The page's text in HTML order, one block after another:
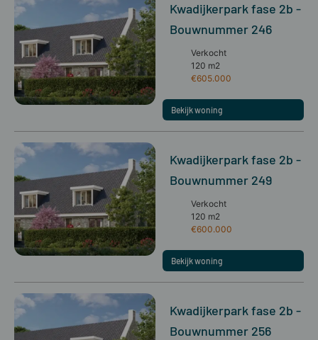
Kwadijkerpark fase 2b -
Bouwnummer 246
Verkocht
120 m2
€605.000
Bekijk woning
Kwadijkerpark fase 2b -
Bouwnummer 249
Verkocht
120 m2
€600.000
Bekijk woning
Kwadijkerpark fase 2b -
Bouwnummer 256